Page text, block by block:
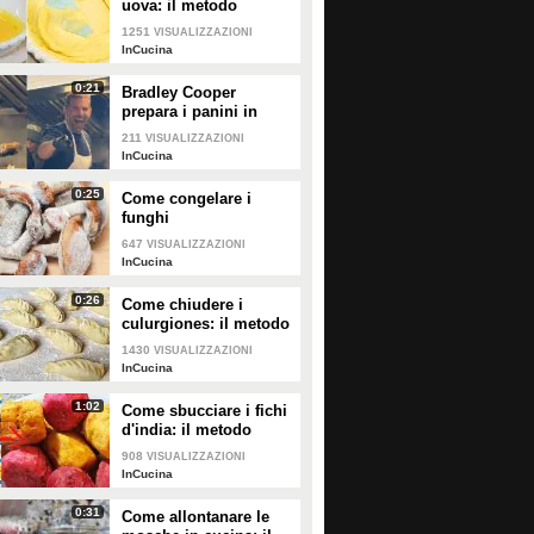
uova: il metodo
perfetto per dolci e
creme
1251 VISUALIZZAZIONI
InCucina
0:21
Bradley Cooper
prepara i panini in
strada: l'attore si "dà"
allo street food
211 VISUALIZZAZIONI
InCucina
0:25
Come congelare i
funghi
647 VISUALIZZAZIONI
InCucina
0:26
Come chiudere i
culurgiones: il metodo
passo per passo
1430 VISUALIZZAZIONI
InCucina
1:02
Come sbucciare i fichi
d'india: il metodo
facile per non pungersi
908 VISUALIZZAZIONI
InCucina
0:31
Come allontanare le